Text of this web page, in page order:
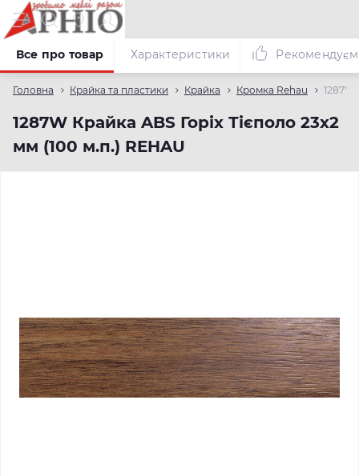
Головна Крайка та пластики Крайка Кромка Rehau 1287W
1287W Крайка ABS Горіх Тієполо 23х2
мм (100 м.п.) REHAU
Все про товар Характеристики